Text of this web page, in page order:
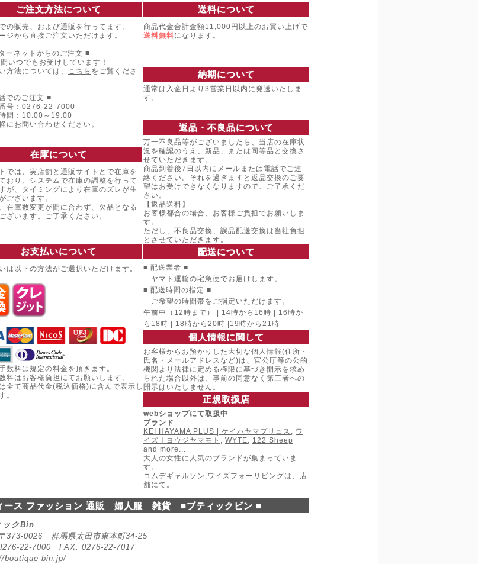
ご注文方法について
の販売、および通販を行ってます。
ジから直接ご注文いただけます。
ーネットからのご注文 ■
いつでもお受けしています！
方法については、 こちら をご覧くださ
でのご注文 ■
号：0276-22-7000
間：10:00～19:00
にお問い合わせください。
在庫について
では、実店舗と通販サイトとで在庫を
おり、システムで在庫の調整を行って
が、タイミングにより在庫のズレが生
ございます。
在庫数変更が間に合わず、欠品となる
ざいます。ご了承ください。
お支払いについて
は以下の方法がご選択いただけます。
数料は規定の料金を頂きます。
料はお客様負担にてお願いします。
全て商品代金(税込価格)に含んで表示し
。
送料について
商品代金合計金額11,000円以上のお買い上げで
送料無料になります。
納期について
通常は入金日より3営業日以内に発送いたしま
す。
返品・不良品について
万一不良品等がございましたら、当店の在庫状
況を確認のうえ、新品、または同等品と交換さ
せていただきます。
商品到着後7日以内にメールまたは電話でご連
絡ください。それを過ぎますと返品交換のご要
望はお受けできなくなりますので、ご了承くだ
さい。
【返品送料】
お客様都合の場合、お客様ご負担でお願いしま
す。
ただし、不良品交換、誤品配送交換は当社負担
とさせていただきます。
配送について
■ 配送業者 ■
ヤマト運輸の宅急便でお届けします。
■ 配送時間の指定 ■
ご希望の時間帯をご指定いただけます。
午前中（12時まで） | 14時から16時 | 16時か
ら18時 | 18時から20時 |19時から21時
個人情報に関して
お客様からお預かりした大切な個人情報(住所・
氏名・メールアドレスなど)は、官公庁等の公的
機関より法律に定める権限に基づき開示を求め
られた場合以外は、事前の同意なく第三者への
開示はいたしません。
正規取扱店
webショップにて取扱中
ブランド
KEI HAYAMA PLUS | ケイハヤマプリュス , ワ
イズ｜ヨウジヤマモト , WYTE, 122 Sheep
and more...
大人の女性に人気のブランドが集まっていま
す。
コムデギャルソン,ワイズフォーリビングは、店
舗にて。
ース ファッション 通販 婦人服 雑貨 ■ブティックビン ■
ックBin
373-0026 群馬県太田市東本町34-25
22-7000 FAX: 0276-22-7017
boutique-bin.jp/